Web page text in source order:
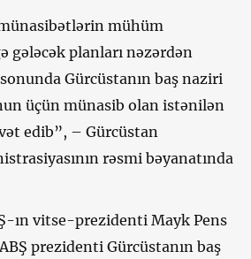
mühüm
gələcək planları nəzərdən
Gürcüstanın baş naziri
üçün münasib olan istənilən
edib”, – Gürcüstan
rəsmi bəyanatında
ın vitse-prezidenti Mayk Pens
prezidenti Gürcüstanın baş